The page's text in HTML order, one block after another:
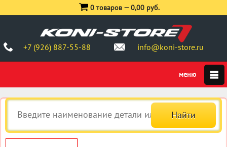
+7 (926) 887-55-88 info@koni-store.ru
0 товаров —0,00 руб.